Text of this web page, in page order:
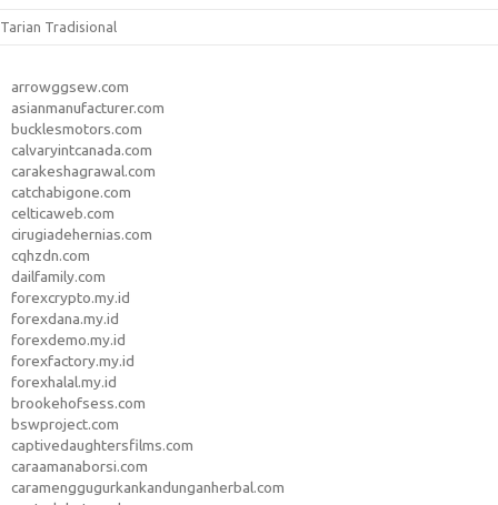
Tarian Tradisional
arrowggsew.com
asianmanufacturer.com
bucklesmotors.com
calvaryintcanada.com
carakeshagrawal.com
catchabigone.com
celticaweb.com
cirugiadehernias.com
cqhzdn.com
dailfamily.com
forexcrypto.my.id
forexdana.my.id
forexdemo.my.id
forexfactory.my.id
forexhalal.my.id
brookehofsess.com
bswproject.com
captivedaughtersfilms.com
caraamanaborsi.com
caramenggugurkankandunganherbal.com